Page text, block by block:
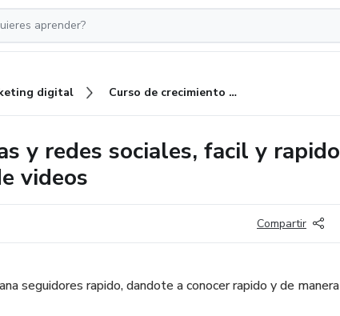
digital Curso de crecimiento de paginas y redes sociales, facil y rapido + creacion de logos y edición de videos
y redes sociales, facil y rapido
videos
Compartir
seguidores rapido, dandote a conocer rapido y de manera